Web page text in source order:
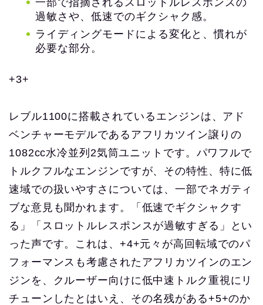
過敏さや、低速でのギクシャク感。
ライディングモードによる変化と、慣れが
必要な部分。
+3+
レブル1100に搭載されているエンジンは、アド
ベンチャーモデルであるアフリカツイン譲りの
1082cc水冷並列2気筒ユニットです。パワフルで
トルクフルなエンジンですが、その特性、特に低
速域での扱いやすさについては、一部でネガティ
ブな意見も聞かれます。「低速でギクシャクす
る」「スロットルレスポンスが過敏すぎる」とい
った声です。これは、+4+元々が高回転域でのパ
フォーマンスも考慮されたアフリカツインのエン
ジンを、クルーザー向けに低中速トルク重視にリ
チューンしたとはいえ、その名残がある+5+のか